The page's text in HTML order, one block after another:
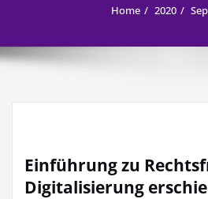
Home 2020
Einführung zu
Digitalisierung